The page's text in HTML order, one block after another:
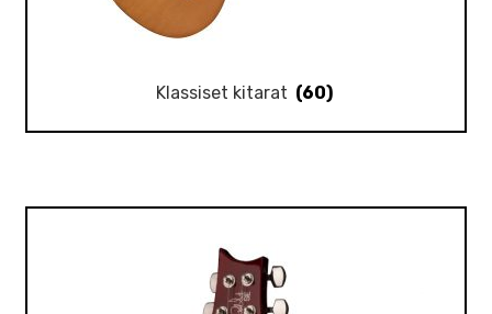
Klassiset kitarat (60)